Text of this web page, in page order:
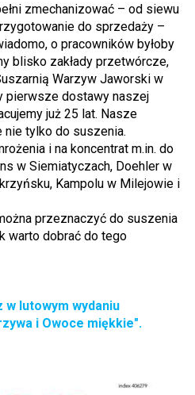
zmechanizować – od siewu
do sprzedaży –
o pracowników byłoby
blisko zakłady przetwórcze,
Warzyw Jaworski w
pierwsze dostawy naszej
już 25 lat. Nasze
tylko do suszenia.
i na koncentrat m.in. do
w Siemiatyczach, Doehler w
Kampolu w Milejowie i
przeznaczyć do suszenia
warto dobrać do tego
lutowym wydaniu
i Owoce miękkie".